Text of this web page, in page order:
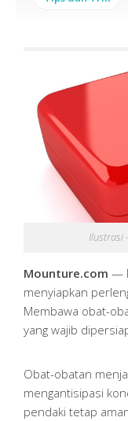
Ilustrasi
Mounture.com —
menyiapkan
Membawa obat-
yang wajib
Obat-obatan
mengantisipasi
pendaki tetap